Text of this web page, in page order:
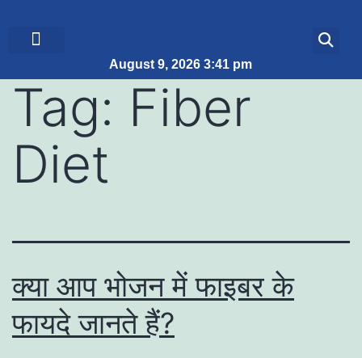
August 9, 2026 3:41 pm
Tag: Fiber
Diet
क्या आप भोजन में फाइबर के
फायदे जानते हैं?